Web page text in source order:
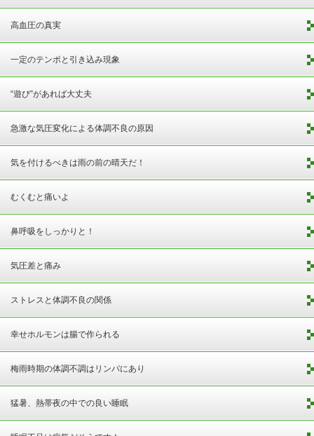
高血圧の真実
一定のテンポと引き込み現象
“遊び”があれば大丈夫
急激な気圧変化による体調不良の原因
気を付けるべきは雨の前の晴天だ！
むくむと痛いよ
鼻呼吸をしっかりと！
気圧差と痛み
ストレスと体調不良の関係
幸せホルモンは腸で作られる
梅雨時期の体調不調はリンパにあり
猛暑、熱帯夜の中での良い睡眠